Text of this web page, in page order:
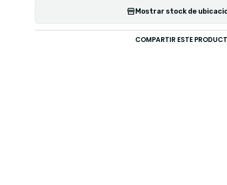
Mostrar stock de
COMPARTIR ESTE